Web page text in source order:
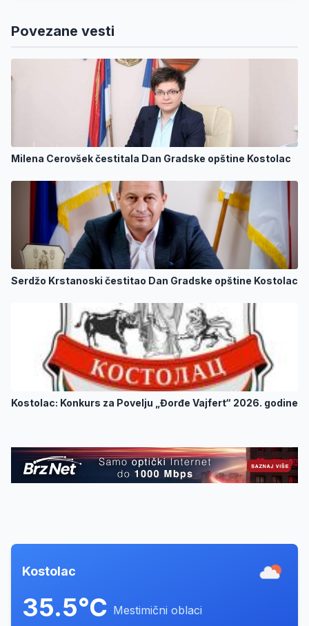
Povezane vesti
Milena Cerovšek čestitala Dan Gradske opštine Kostolac
Serdžo Krstanoski čestitao Dan Gradske opštine Kostolac
Kostolac: Konkurs za Povelju „Đorđe Vajfert“ 2026. godine
Kostolac
35.5°C Mestimični oblaci